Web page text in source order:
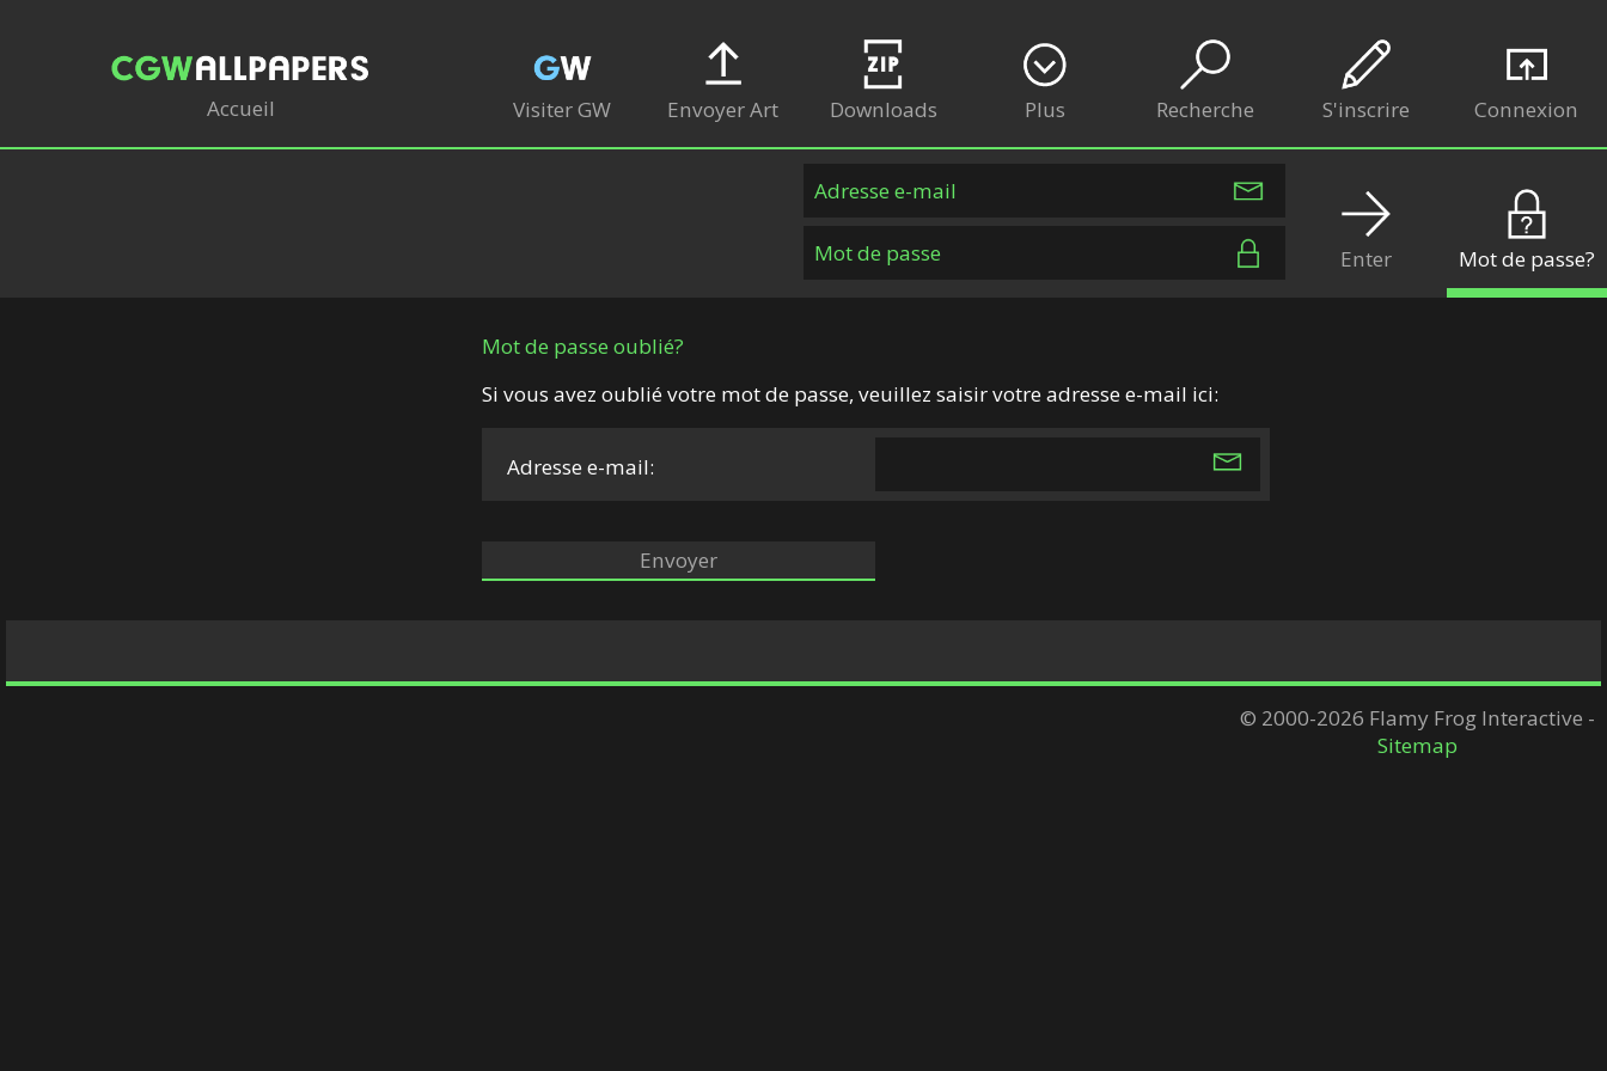
Accueil Visiter GW Envoyer Art Downloads Plus Recherche Connexion
Mot de passe?
Enter
S'inscrire
Mot de passe oublié?
Si vous avez oublié votre mot de passe, veuillez saisir votre adresse e-mail ici:
Adresse e-mail:
© 2000-2026 Flamy Frog Interactive -
Sitemap